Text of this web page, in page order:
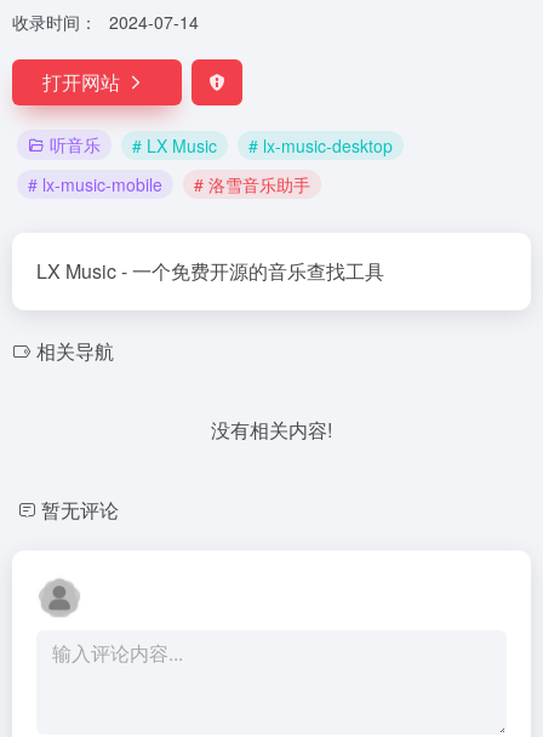
收录时间：
2024-07-14
打开网站
听音乐 # LX Music
# lx-music-desktop
# lx-music-mobile
# 洛雪音乐助手
LX Music - 一个免费开源的音乐查找工具
相关导航
没有相关内容!
暂无评论